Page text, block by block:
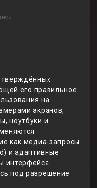
его правильное
на
экранов,
ноутбуки и
как медиа-запросы
и адаптивные
интерфейса
под разрешение